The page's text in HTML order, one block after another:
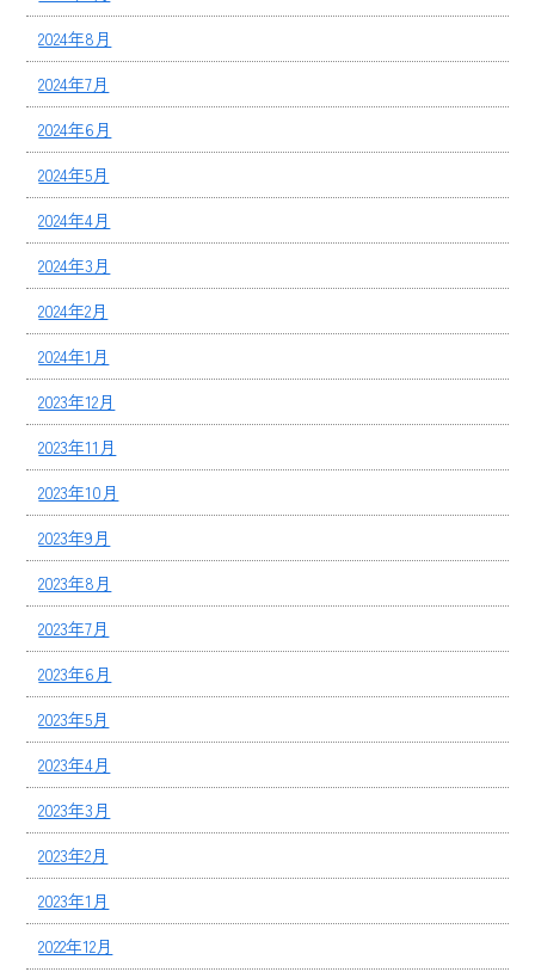
2024年8月
2024年7月
2024年6月
2024年5月
2024年4月
2024年3月
2024年2月
2024年1月
2023年12月
2023年11月
2023年10月
2023年9月
2023年8月
2023年7月
2023年6月
2023年5月
2023年4月
2023年3月
2023年2月
2023年1月
2022年12月